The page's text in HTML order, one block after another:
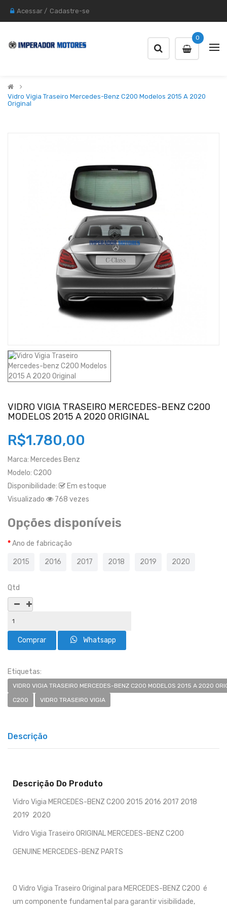
Acessar / Cadastre-se
0
Vidro Vigia Traseiro Mercedes-Benz C200 Modelos 2015 A 2020
Original
VIDRO VIGIA TRASEIRO MERCEDES-BENZ C200
MODELOS 2015 A 2020 ORIGINAL
R$1.780,00
Marca: Mercedes Benz
Modelo: C200
Disponibilidade:
Em estoque
Visualizado
768 vezes
Opções disponíveis
Ano de fabricação
2015 2016 2017 2018 2019 2020
Qtd
Whatsapp
Etiquetas:
VIDRO VIGIA TRASEIRO MERCEDES-BENZ C200 MODELOS 2015 A 2020
C200
VIDRO TRASEIRO VIGIA
Descrição
Descrição Do Produto
Vidro Vigia MERCEDES-BENZ C200 2015 2016 2017 2018
2019 2020
Vidro Vigia Traseiro ORIGINAL MERCEDES-BENZ C200
GENUINE MERCEDES-BENZ PARTS
O Vidro Vigia Traseiro Original para MERCEDES-BENZ C200 é
um componente fundamental para garantir visibilidade,